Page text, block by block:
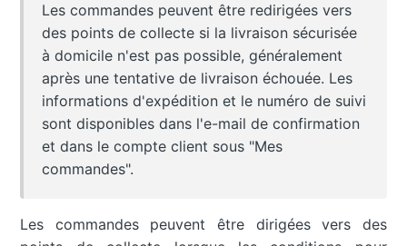
Les commandes peuvent être redirigées vers
des points de collecte si la livraison sécurisée
à domicile n'est pas possible, généralement
après une tentative de livraison échouée. Les
informations d'expédition et le numéro de suivi
sont disponibles dans l'e-mail de confirmation
et dans le compte client sous "Mes
commandes".
Les commandes peuvent être dirigées vers des